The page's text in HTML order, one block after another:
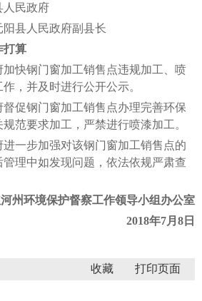
民政府
人民政府副县长
打算
快钢门窗加工销售点违规加工、喷
，并及时进行公开公示。
促钢门窗加工销售点办理完善环保
范要求加工，严禁进行喷漆加工。
一步加强对该钢门窗加工销售点的
理中如发现问题，依法依规严肃查
州环境保护督察工作领导小组办公室
2018年7月8日
收藏